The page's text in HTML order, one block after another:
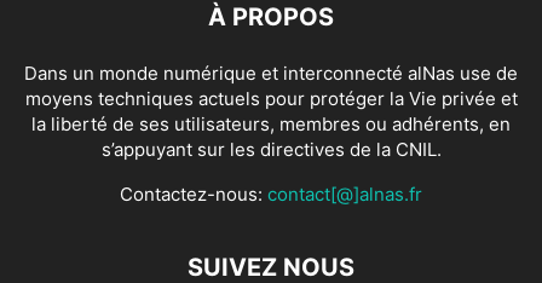
À PROPOS
Dans un monde numérique et interconnecté alNas use de
moyens techniques actuels pour protéger la Vie privée et
la liberté de ses utilisateurs, membres ou adhérents, en
s’appuyant sur les directives de la CNIL.
Contactez-nous: contact[@]alnas.fr
SUIVEZ NOUS